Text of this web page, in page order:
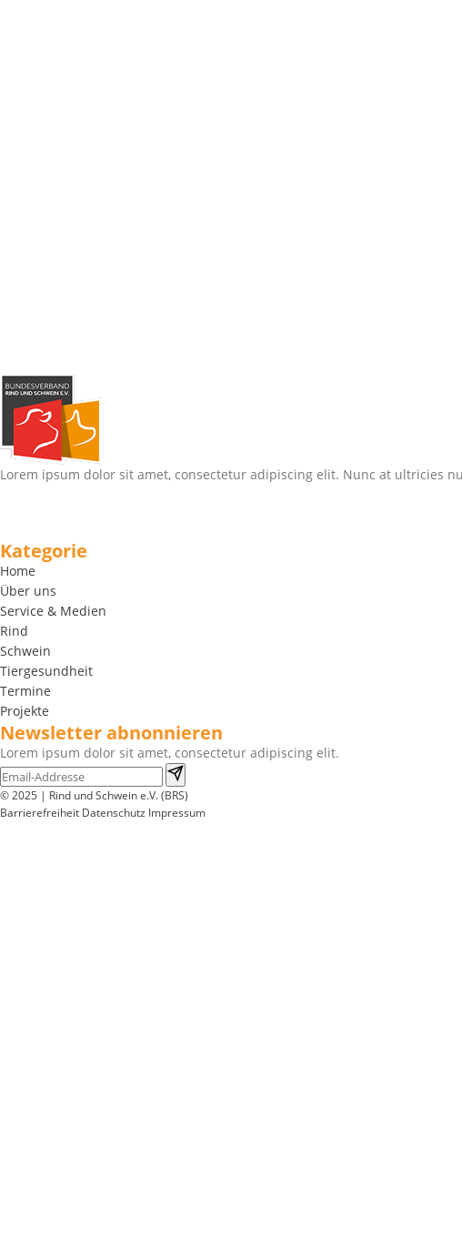
Lorem ipsum dolor sit amet, consectetur adipiscing elit. Nunc at ultricies
Kategorie
Home
Über uns
Service & Medien
Rind
Schwein
Tiergesundheit
Termine
Projekte
Newsletter abnonnieren
Lorem ipsum dolor sit amet, consectetur adipiscing elit.
© 2025 | Rind und Schwein e.V. (BRS)
Barrierefreiheit Datenschutz Impressum